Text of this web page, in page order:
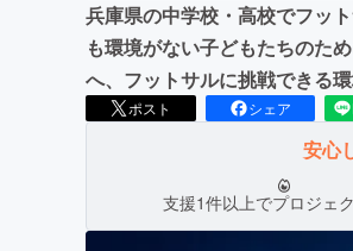
兵庫県の中学校・高校でフッ
も環境がない子どもたちのた
へ、フットサルに挑戦できる
ポスト シェア
安心
支援1件以上でプロジェ